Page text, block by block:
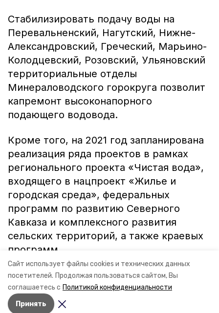
Сайт использует файлы cookies и технических данных
посетителей. Продолжая пользоваться сайтом, Вы
соглашаетесь с Политикой конфиденциальности
Принять
Стабилизировать подачу воды на
Перевальненский, Нагутский, Нижне-
Александровский, Греческий, Марьино-
Колодцевский, Розовский, Ульяновский
территориальные отделы
Минераловодского горокруга позволит
капремонт высоконапорного
подающего водовода.
Кроме того, на 2021 год запланирована
реализация ряда проектов в рамках
регионального проекта «Чистая вода»,
входящего в нацпроект «Жилье и
городская среда», федеральных
программ по развитию Северного
Кавказа и комплексного развития
сельских территорий, а также краевых
программ.
Информация: минЖКХ СК
Авторы: Ольга Винницкая